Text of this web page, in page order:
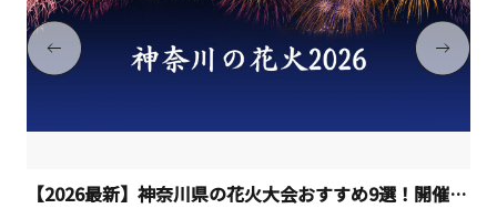
【2026最新】神奈川県の花火大会おすすめ9選！開催日程